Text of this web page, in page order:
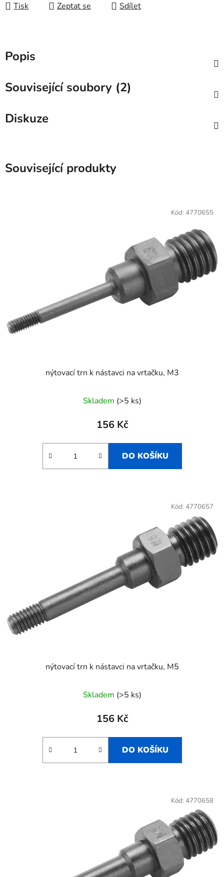
Tisk Zeptat se Sdílet
Popis
Související soubory (2)
Diskuze
Související produkty
nýtovací trn k nástavci na vrtačku, M3
Skladem (>5 ks)
156 Kč
DO KOŠÍKU
Kód: 4770655
nýtovací trn k nástavci na vrtačku, M5
Skladem (>5 ks)
156 Kč
DO KOŠÍKU
Kód: 4770657
Kód: 4770658